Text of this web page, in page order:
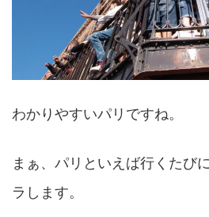
わかりやすいパリですね。
まぁ、パリといえば行くたび
ラします。